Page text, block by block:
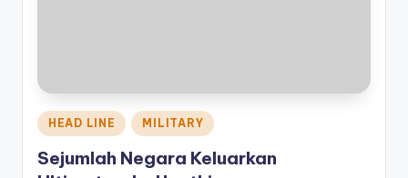
Posted
in
HEAD LINE MILITARY
Sejumlah Negara Keluarkan